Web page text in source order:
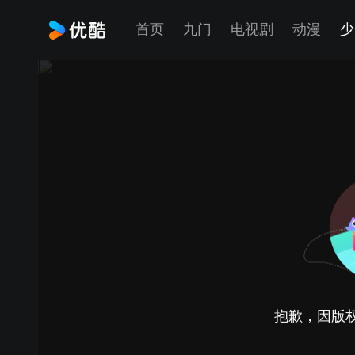
首页 九门 电视剧 动漫
抱歉，因版